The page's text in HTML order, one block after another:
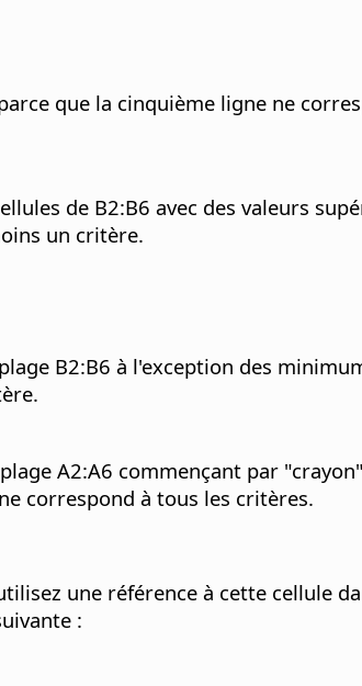
que la cinquième ligne ne
de B2:B6 avec des valeurs
un critère.
B2:B6 à l'exception des
A2:A6 commençant par
correspond à tous les critères.
une référence à cette cellule
: